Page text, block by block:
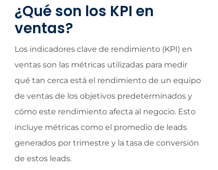
¿Qué son los KPI en
ventas?
Los indicadores clave de rendimiento (KPI) en
ventas son las métricas utilizadas para medir
qué tan cerca está el rendimiento de un equipo
de ventas de los objetivos predeterminados y
cómo este rendimiento afecta al negocio. Esto
incluye métricas como el promedio de leads
generados por trimestre y la tasa de conversión
de estos leads.